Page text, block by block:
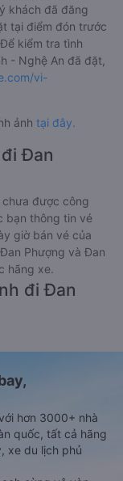
khách đã đăng
tại điểm đón trước
kiểm tra tình
- Nghệ An đã đặt,
vi-
ảnh tại đây.
Đan
được công
bạn thông tin vé
giờ bán vé của
Phượng và Đan
hãng xe.
đi Đan
hơn 3000+ nhà
quốc, tất cả hãng
xe du lịch phủ